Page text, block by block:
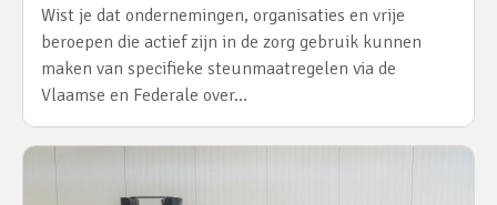
Wist je dat ondernemingen, organisaties en vrije
beroepen die actief zijn in de zorg gebruik kunnen
maken van specifieke steunmaatregelen via de
Vlaamse en Federale over…